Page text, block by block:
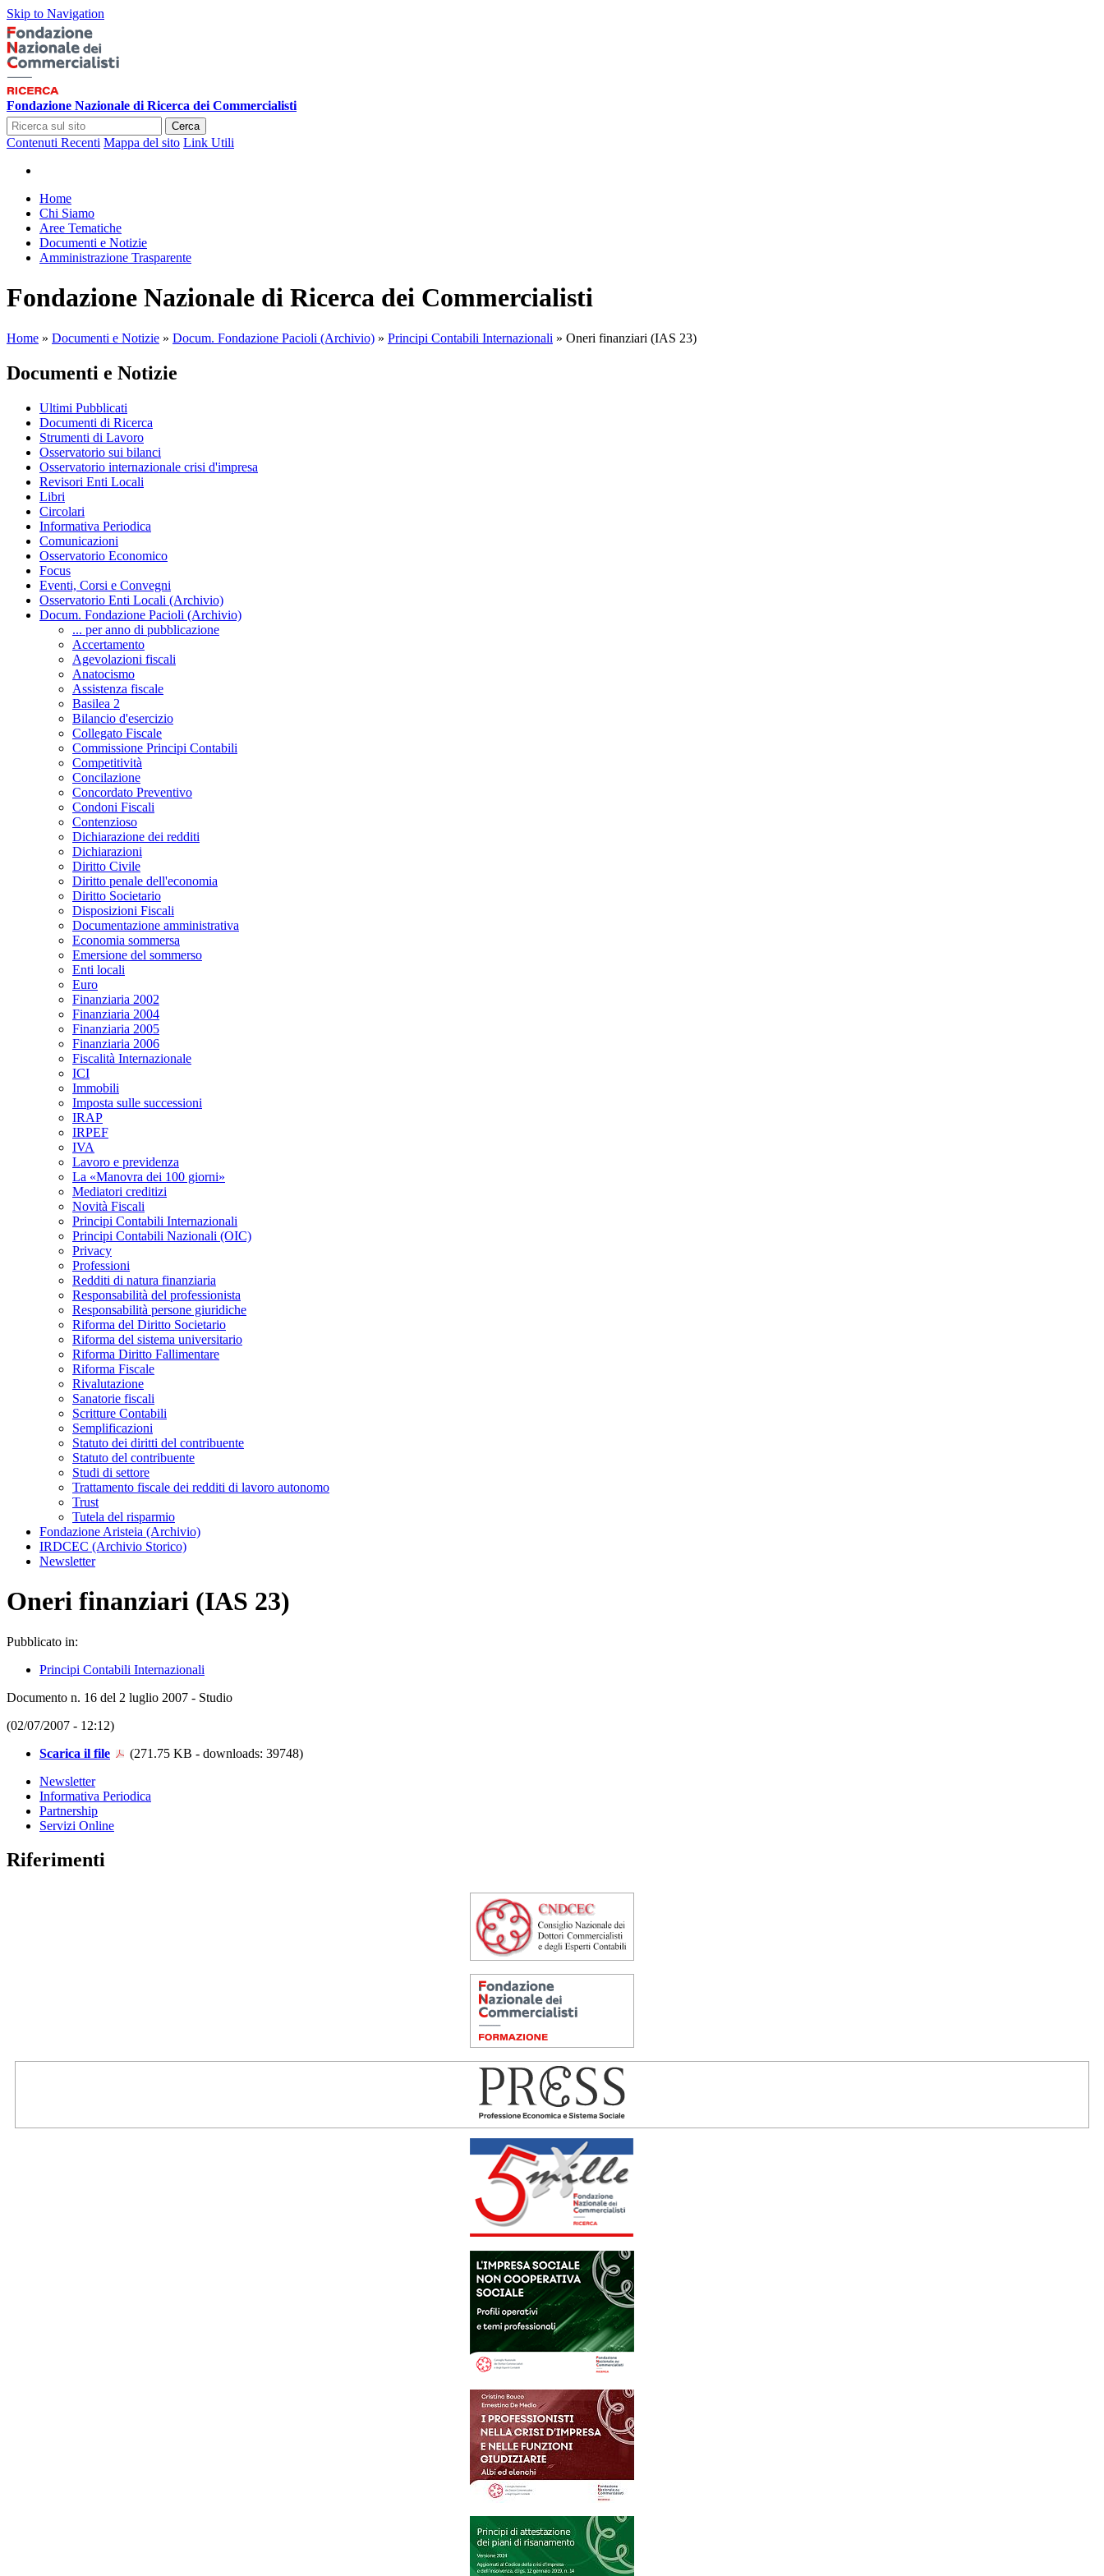
Skip to Navigation
Fondazione Nazionale di Ricerca dei Commercialisti
Cerca
Contenuti Recenti Mappa del sito Link Utili
Home
Chi Siamo
Aree Tematiche
Documenti e Notizie
Amministrazione Trasparente
Fondazione Nazionale di Ricerca dei Commercialisti
Home » Documenti e Notizie » Docum. Fondazione Pacioli (Archivio) » Principi Contabili Internazionali » Oneri finanziari (IAS 23)
Documenti e Notizie
Ultimi Pubblicati
Documenti di Ricerca
Strumenti di Lavoro
Osservatorio sui bilanci
Osservatorio internazionale crisi d'impresa
Revisori Enti Locali
Libri
Circolari
Informativa Periodica
Comunicazioni
Osservatorio Economico
Focus
Eventi, Corsi e Convegni
Osservatorio Enti Locali (Archivio)
Docum. Fondazione Pacioli (Archivio)
... per anno di pubblicazione
Accertamento
Agevolazioni fiscali
Anatocismo
Assistenza fiscale
Basilea 2
Bilancio d'esercizio
Collegato Fiscale
Commissione Principi Contabili
Competitività
Concilazione
Concordato Preventivo
Condoni Fiscali
Contenzioso
Dichiarazione dei redditi
Dichiarazioni
Diritto Civile
Diritto penale dell'economia
Diritto Societario
Disposizioni Fiscali
Documentazione amministrativa
Economia sommersa
Emersione del sommerso
Enti locali
Euro
Finanziaria 2002
Finanziaria 2004
Finanziaria 2005
Finanziaria 2006
Fiscalità Internazionale
ICI
Immobili
Imposta sulle successioni
IRAP
IRPEF
IVA
Lavoro e previdenza
La «Manovra dei 100 giorni»
Mediatori creditizi
Novità Fiscali
Principi Contabili Internazionali
Principi Contabili Nazionali (OIC)
Privacy
Professioni
Redditi di natura finanziaria
Responsabilità del professionista
Responsabilità persone giuridiche
Riforma del Diritto Societario
Riforma del sistema universitario
Riforma Diritto Fallimentare
Riforma Fiscale
Rivalutazione
Sanatorie fiscali
Scritture Contabili
Semplificazioni
Statuto dei diritti del contribuente
Statuto del contribuente
Studi di settore
Trattamento fiscale dei redditi di lavoro autonomo
Trust
Tutela del risparmio
Fondazione Aristeia (Archivio)
IRDCEC (Archivio Storico)
Newsletter
Oneri finanziari (IAS 23)
Pubblicato in:
Principi Contabili Internazionali
Documento n. 16 del 2 luglio 2007 - Studio
(02/07/2007 - 12:12)
Scarica il file
(271.75 KB - downloads: 39748)
Newsletter
Informativa Periodica
Partnership
Servizi Online
Riferimenti